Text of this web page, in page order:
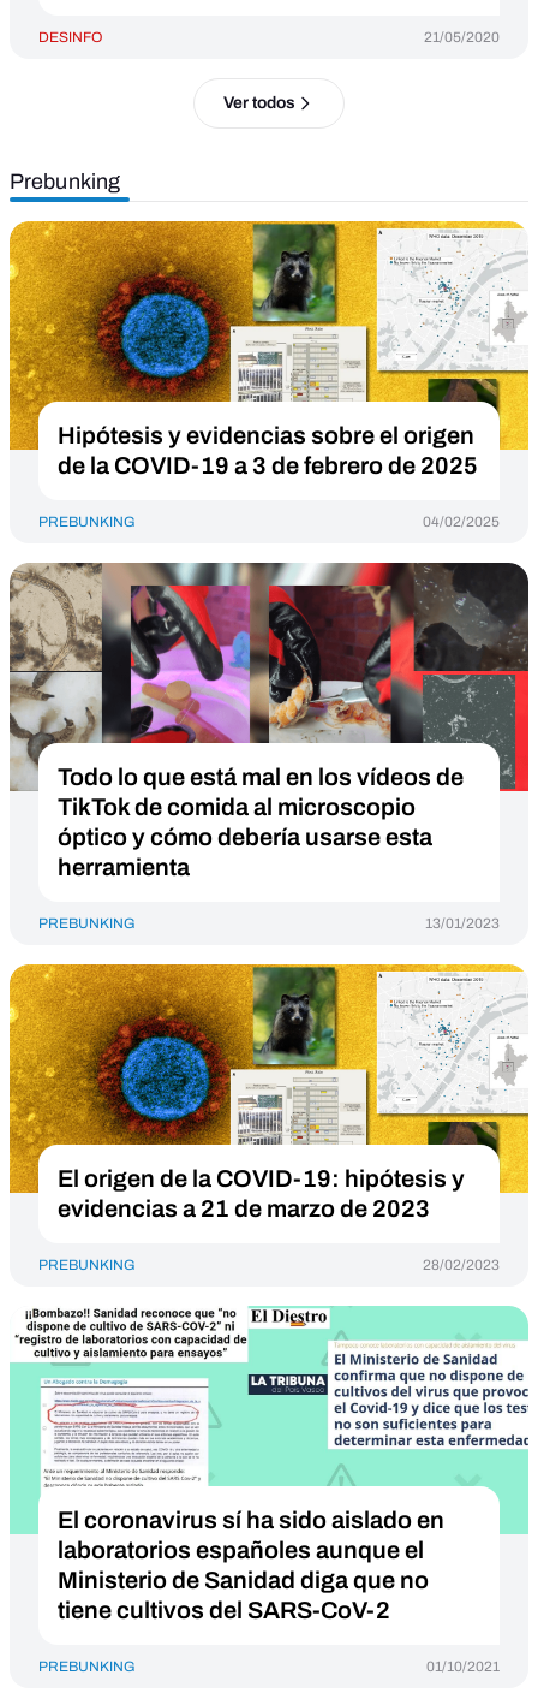
DESINFO 21/05/2020
Ver todos
Prebunking
Hipótesis y evidencias sobre el origen
de la COVID-19 a 3 de febrero de 2025
PREBUNKING 04/02/2025
Todo lo que está mal en los vídeos de
TikTok de comida al microscopio
óptico y cómo debería usarse esta
herramienta
PREBUNKING 13/01/2023
El origen de la COVID-19: hipótesis y
evidencias a 21 de marzo de 2023
PREBUNKING 28/02/2023
El coronavirus sí ha sido aislado en
laboratorios españoles aunque el
Ministerio de Sanidad diga que no
tiene cultivos del SARS-CoV-2
PREBUNKING 01/10/2021